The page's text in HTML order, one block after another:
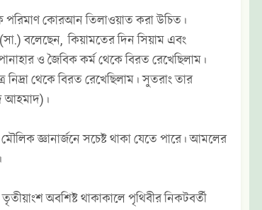
কোরআন তিলাওয়াত করা উচিত।
বলেছেন, কিয়ামতের দিন সিয়াম এবং
ও জৈবিক কর্ম থেকে বিরত রেখেছিলাম।
থেকে বিরত রেখেছিলাম। সুতরাং তার
আহমাদ)।
জ্ঞানার্জনে সচেষ্ট থাকা যেতে পারে। আমলের
অবশিষ্ট থাকাকালে পৃথিবীর নিকটবর্তী